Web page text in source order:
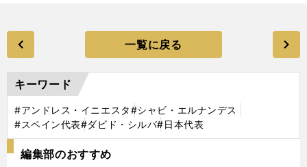
一覧に戻る
キーワード
#アンドレス・イニエスタ#シャビ・エルナンデス
#スペイン代表#ダビド・シルバ#日本代表
編集部のおすすめ